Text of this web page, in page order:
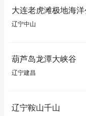
大连老虎滩极地海洋
辽宁中山
葫芦岛龙潭大峡谷
辽宁建昌
辽宁鞍山千山